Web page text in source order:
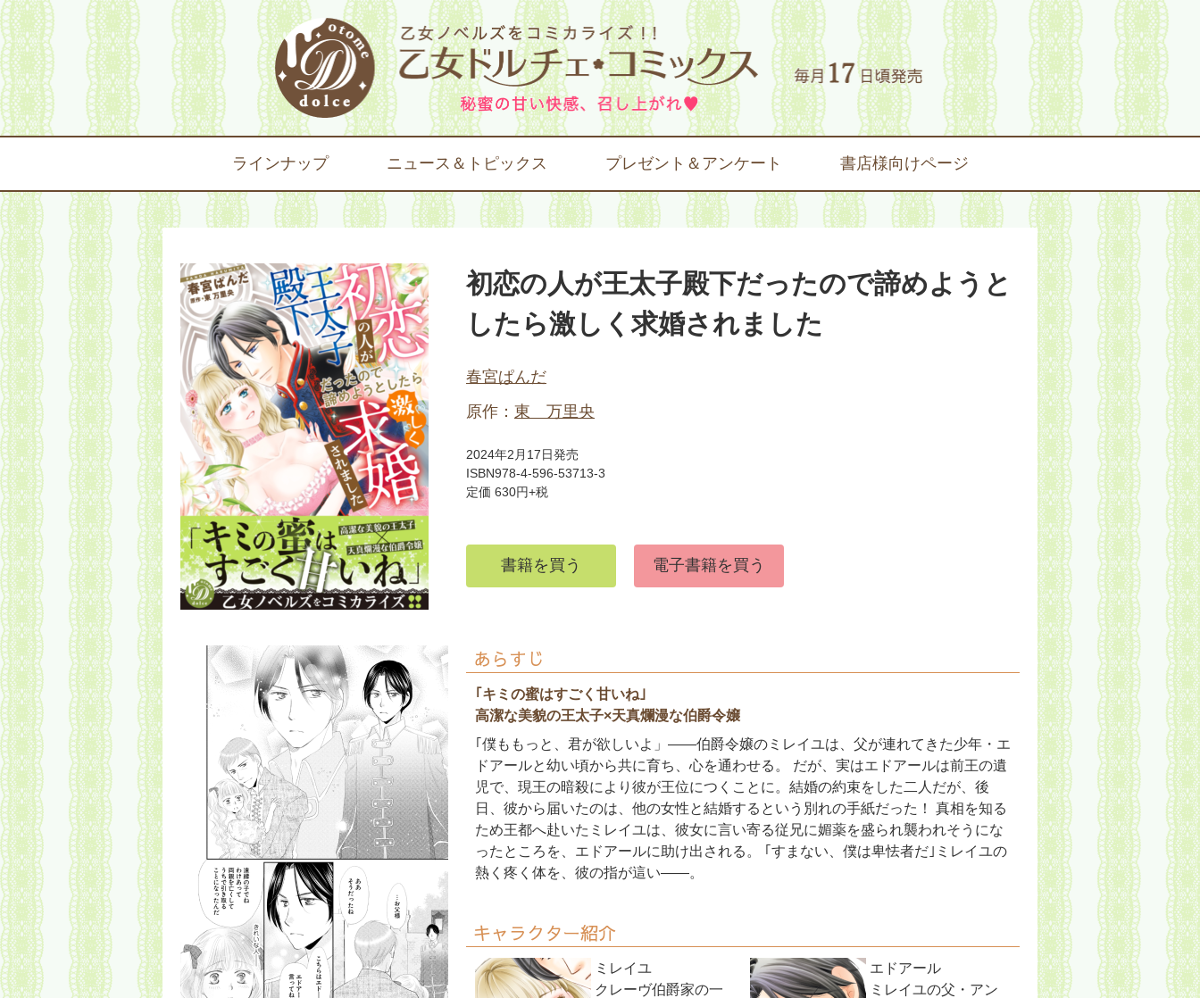
ラインナップ ニュース＆トピックス プレゼント＆アンケート 書店様向けページ
初恋の人が王太子殿下だったので諦めようと
したら激しく求婚されました
春宮ぱんだ
原作： 東 万里央
2024年2月17日発売
ISBN978-4-596-53713-3
定価 630円+税
書籍を買う 電子書籍を買う
あらすじ
｢キミの蜜はすごく甘いね｣
高潔な美貌の王太子×天真爛漫な伯爵令嬢
｢僕ももっと、君が欲しいよ」――伯爵令嬢のミレイユは、父が連れてきた少年・エ
ドアールと幼い頃から共に育ち、心を通わせる。 だが、実はエドアールは前王の遺
児で、現王の暗殺により彼が王位につくことに。結婚の約束をした二人だが、後
日、彼から届いたのは、他の女性と結婚するという別れの手紙だった！ 真相を知る
ため王都へ赴いたミレイユは、彼女に言い寄る従兄に媚薬を盛られ襲われそうにな
ったところを、エドアールに助け出される。 ｢すまない、僕は卑怯者だ｣ミレイユの
熱く疼く体を、彼の指が這い――。
キャラクター紹介
ミレイユ
クレーヴ伯爵家の一
エドアール
ミレイユの父・アン